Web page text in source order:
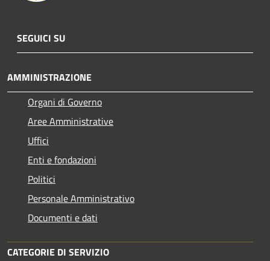
SEGUICI SU
AMMINISTRAZIONE
Organi di Governo
Aree Amministrative
Uffici
Enti e fondazioni
Politici
Personale Amministrativo
Documenti e dati
CATEGORIE DI SERVIZIO